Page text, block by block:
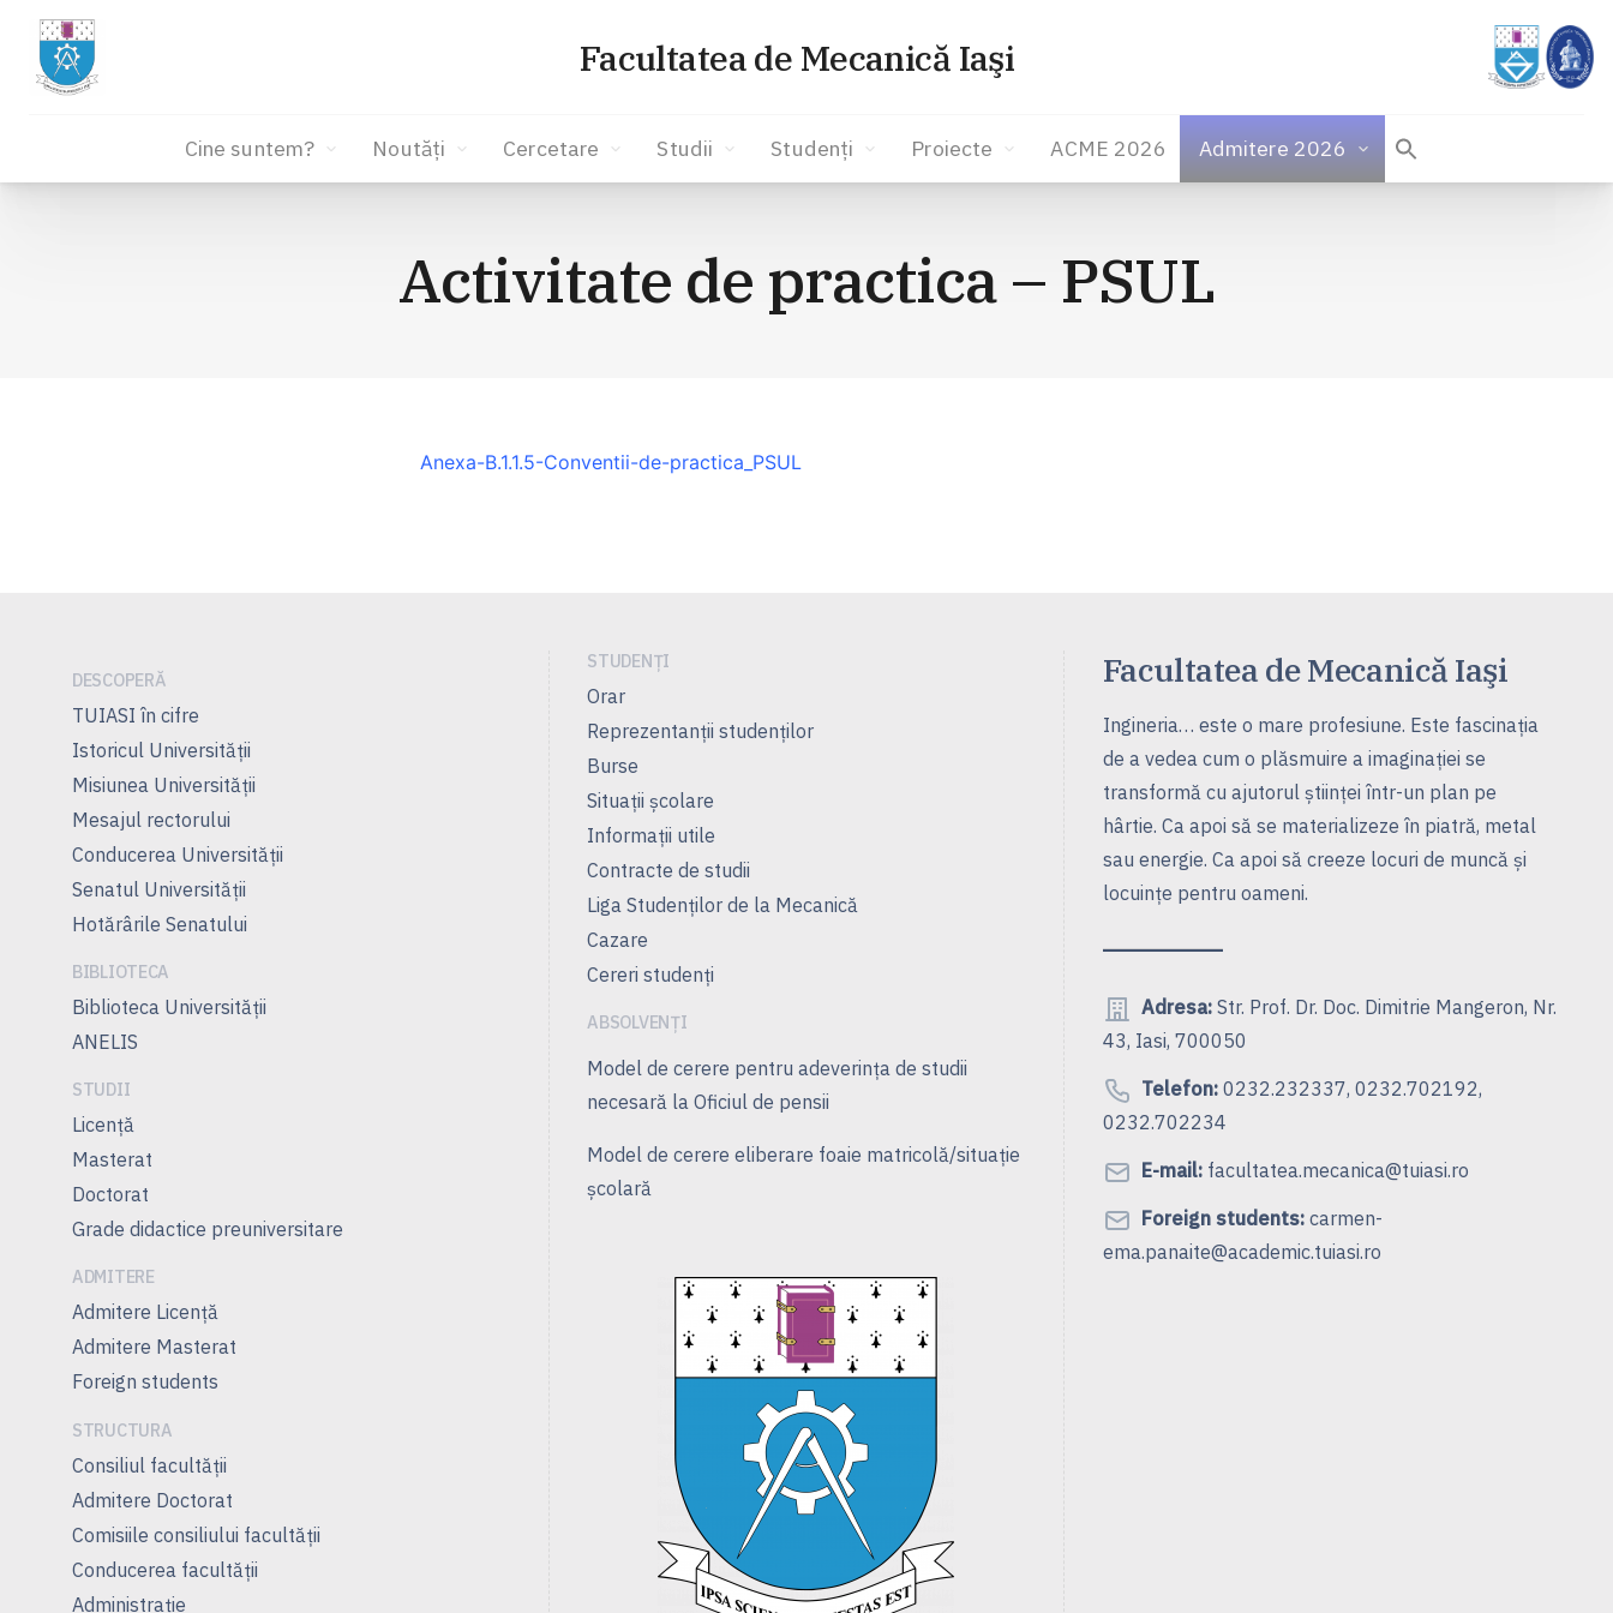
Facultatea de Mecanică Iaşi
Cine suntem? Noutăți Cercetare Studii Studenți Proiecte ACME 2026 Admitere 2026
Activitate de practica – PSUL
Anexa-B.1.1.5-Conventii-de-practica_PSUL
DESCOPERĂ
TUIASI în cifre
Istoricul Universităţii
Misiunea Universităţii
Mesajul rectorului
Conducerea Universităţii
Senatul Universității
Hotărârile Senatului
BIBLIOTECA
Biblioteca Universității
ANELIS
STUDII
Licență
Masterat
Doctorat
Grade didactice preuniversitare
ADMITERE
Admitere Licenţă
Admitere Masterat
Foreign students
STRUCTURA
Consiliul facultăţii
Admitere Doctorat
Comisiile consiliului facultăţii
Conducerea facultăţii
Administrație
STUDENȚI
Orar
Reprezentanţii studenţilor
Burse
Situații școlare
Informații utile
Contracte de studii
Liga Studenţilor de la Mecanică
Cazare
Cereri studenți
ABSOLVENȚI
Model de cerere pentru adeverința de studii
necesară la Oficiul de pensii
Model de cerere eliberare foaie matricolă/situație
școlară
Facultatea de Mecanică Iaşi
Ingineria… este o mare profesiune. Este fascinaţia
de a vedea cum o plăsmuire a imaginaţiei se
transformă cu ajutorul ştiinţei într-un plan pe
hârtie. Ca apoi să se materializeze în piatră, metal
sau energie. Ca apoi să creeze locuri de muncă şi
locuinţe pentru oameni.
Adresa:Str. Prof. Dr. Doc. Dimitrie Mangeron, Nr.
43, Iasi, 700050
Telefon:0232.232337, 0232.702192,
0232.702234
E-mail:facultatea.mecanica@tuiasi.ro
Foreign students:carmen-
ema.panaite@academic.tuiasi.ro